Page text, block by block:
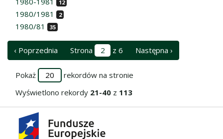
12
1980/1981 2
1980/81 35
‹ Poprzednia Strona z 6 Następna ›
Pokaż
rekordów na stronie
Wyświetlono rekordy 21-40 z 113